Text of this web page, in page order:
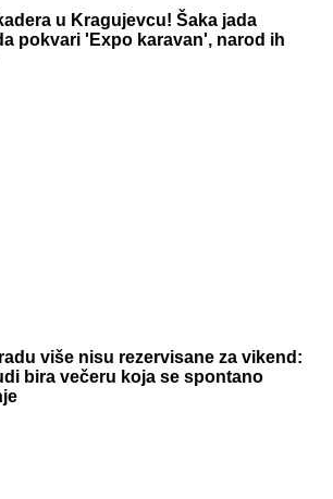
u Kragujevcu! Šaka jada
pokvari 'Expo karavan', narod ih
više nisu rezervisane za vikend:
bira večeru koja se spontano